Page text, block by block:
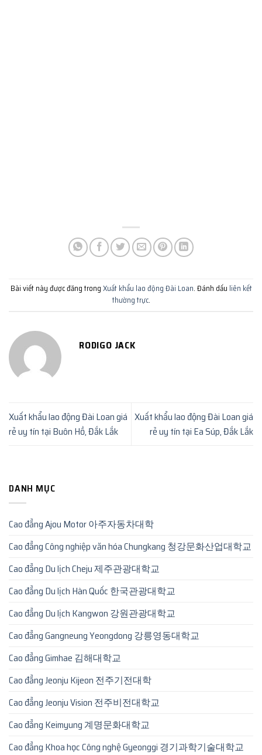
Bài viết này được đăng trongXuất khẩu lao động Đài Loan. Đánh dấu liên kết
thường trực.
RODIGO JACK
Xuất khẩu lao động Đài Loan giá
rẻ uy tín tại Buôn Hồ, Đắk Lắk
Xuất khẩu lao động Đài Loan giá
rẻ uy tín tại Ea Súp, Đắk Lắk
DANH MỤC
Cao đẳng Ajou Motor 아주자동차대학
Cao đẳng Công nghiệp văn hóa Chungkang 청강문화산업대학교
Cao đẳng Du lịch Cheju 제주관광대학교
Cao đẳng Du lịch Hàn Quốc 한국관광대학교
Cao đẳng Du lịch Kangwon 강원관광대학교
Cao đẳng Gangneung Yeongdong 강릉영동대학교
Cao đẳng Gimhae 김해대학교
Cao đẳng Jeonju Kijeon 전주기전대학
Cao đẳng Jeonju Vision 전주비전대학교
Cao đẳng Keimyung 계명문화대학교
Cao đẳng Khoa học Công nghệ Gyeonggi 경기과학기술대학교